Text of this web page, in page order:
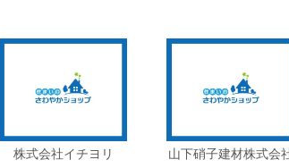
株式会社イチヨリ 山下硝子建材株式会